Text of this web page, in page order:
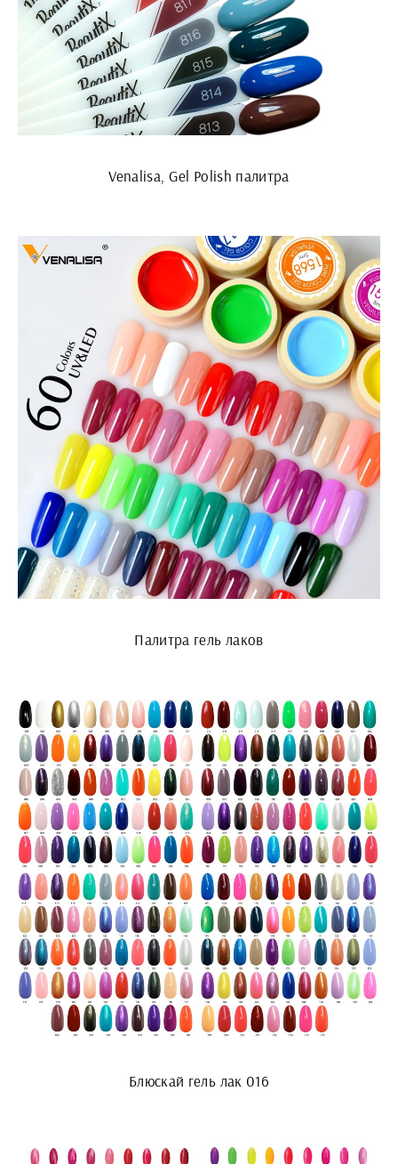
Venalisa, Gel Polish палитра
Палитра гель лаков
Блюскай гель лак 016